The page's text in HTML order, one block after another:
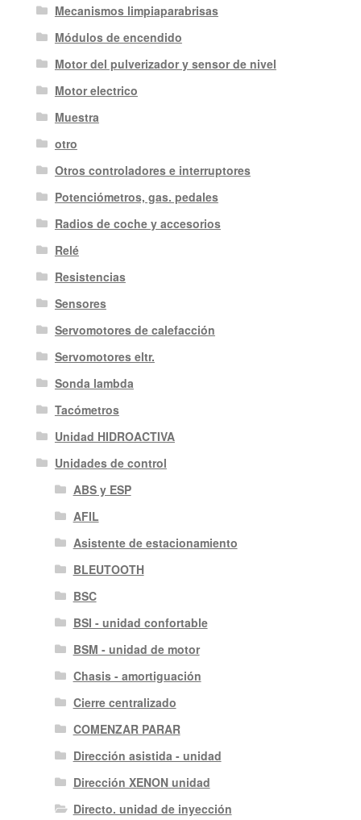
Mecanismos limpiaparabrisas
Módulos de encendido
Motor del pulverizador y sensor de nivel
Motor electrico
Muestra
otro
Otros controladores e interruptores
Potenciómetros, gas. pedales
Radios de coche y accesorios
Relé
Resistencias
Sensores
Servomotores de calefacción
Servomotores eltr.
Sonda lambda
Tacómetros
Unidad HIDROACTIVA
Unidades de control
ABS y ESP
AFIL
Asistente de estacionamiento
BLEUTOOTH
BSC
BSI - unidad confortable
BSM - unidad de motor
Chasis - amortiguación
Cierre centralizado
COMENZAR PARAR
Dirección asistida - unidad
Dirección XENON unidad
Directo. unidad de inyección